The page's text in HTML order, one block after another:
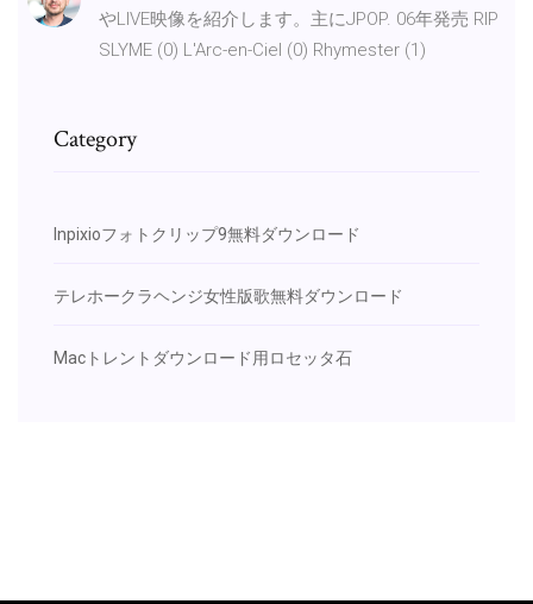
やLIVE映像を紹介します。主にJPOP. 06年発売 RIP
SLYME (0) L'Arc-en-Ciel (0) Rhymester (1)
Category
Inpixioフォトクリップ9無料ダウンロード
テレホークラヘンジ女性版歌無料ダウンロード
Macトレントダウンロード用ロセッタ石